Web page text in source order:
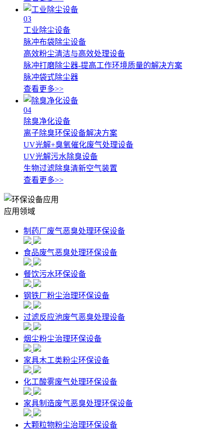
03
工业除尘设备
脉冲布袋除尘设备
高效粉尘清洁与高效处理设备
脉冲打磨除尘器-提高工作环境质量的解决方案
脉冲袋式除尘器
查看更多>>
04
除臭净化设备
离子除臭环保设备解决方案
UV光解+臭氧催化废气处理设备
UV光解污水除臭设备
生物过滤除臭清新空气装置
查看更多>>
应用领域
制药厂废气恶臭处理环保设备
食品废气恶臭处理环保设备
餐饮污水环保设备
钢铁厂粉尘治理环保设备
过滤反应池废气恶臭处理设备
烟尘粉尘治理环保设备
家具木工类粉尘环保设备
化工酸雾废气处理环保设备
家具制造废气恶臭处理环保设备
大颗粒物粉尘治理环保设备